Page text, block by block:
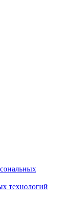
технологий